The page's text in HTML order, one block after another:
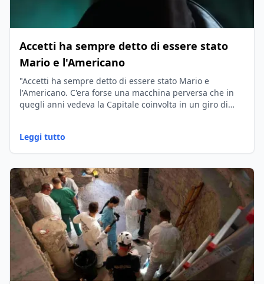
Accetti ha sempre detto di essere stato
Mario e l'Americano
"Accetti ha sempre detto di essere stato Mario e
l'Americano. C'era forse una macchina perversa che in
quegli anni vedeva la Capitale coinvolta in un giro di
Leggi tutto